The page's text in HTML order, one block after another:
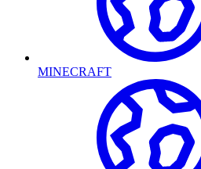
MINECRAFT